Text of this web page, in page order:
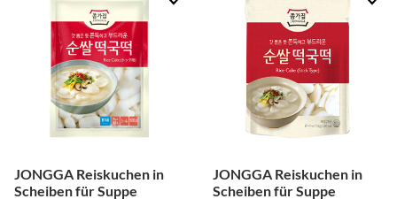
JONGGA Reiskuchen in
Scheiben für Suppe
JONGGA Reiskuchen in
Scheiben für Suppe